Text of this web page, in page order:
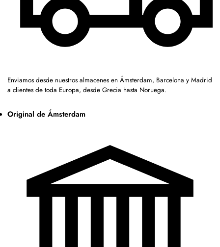
Enviamos desde nuestros almacenes en Ámsterdam, Barcelona y Madrid
a clientes de toda Europa, desde Grecia hasta Noruega.
Original de Ámsterdam